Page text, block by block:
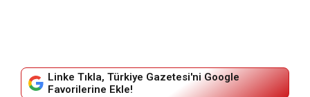
Linke Tıkla, Türkiye Gazetesi'ni Google
Favorilerine Ekle!